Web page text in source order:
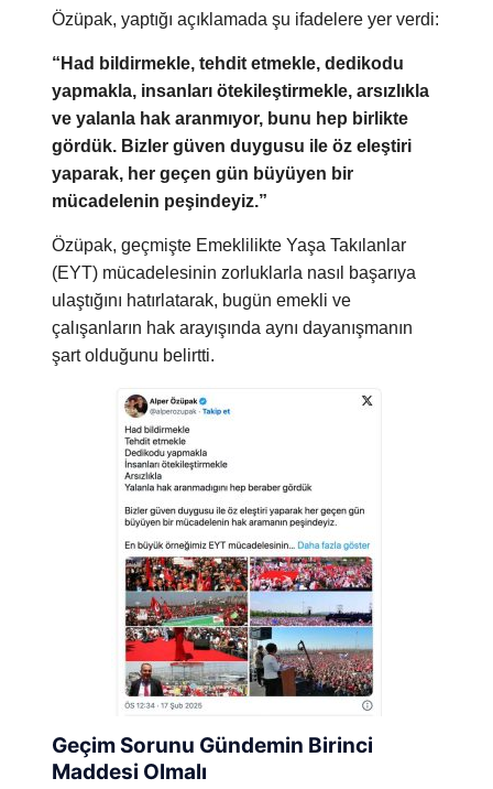
Özüpak, yaptığı açıklamada şu ifadelere yer verdi:
“Had bildirmekle, tehdit etmekle, dedikodu
yapmakla, insanları ötekileştirmekle, arsızlıkla
ve yalanla hak aranmıyor, bunu hep birlikte
gördük. Bizler güven duygusu ile öz eleştiri
yaparak, her geçen gün büyüyen bir
mücadelenin peşindeyiz.”
Özüpak, geçmişte Emeklilikte Yaşa Takılanlar
(EYT) mücadelesinin zorluklarla nasıl başarıya
ulaştığını hatırlatarak, bugün emekli ve
çalışanların hak arayışında aynı dayanışmanın
şart olduğunu belirtti.
Geçim Sorunu Gündemin Birinci
Maddesi Olmalı